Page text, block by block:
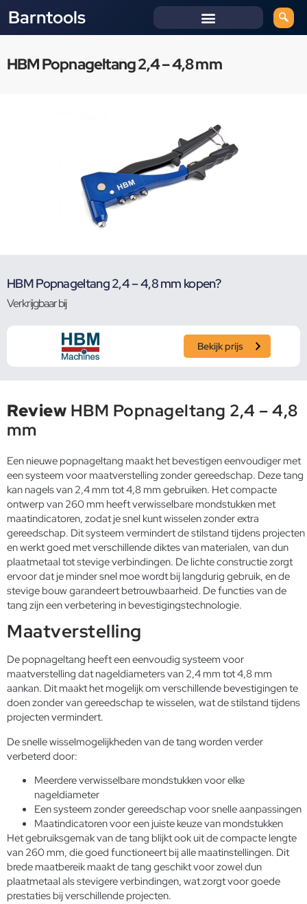
Barntools
HBM Popnageltang 2,4 – 4,8 mm
HBM Popnageltang 2,4 – 4,8 mm kopen?
Verkrijgbaar bij
Bekijk prijs
Review HBM Popnageltang 2,4 – 4,8
mm
Een nieuwe popnageltang maakt het bevestigen eenvoudiger met
een systeem voor maatverstelling zonder gereedschap. Deze tang
kan nagels van 2,4 mm tot 4,8 mm gebruiken. Het compacte
ontwerp van 260 mm heeft verwisselbare mondstukken met
maatindicatoren, zodat je snel kunt wisselen zonder extra
gereedschap. Dit systeem vermindert de stilstand tijdens projecten
en werkt goed met verschillende diktes van materialen, van dun
plaatmetaal tot stevige verbindingen. De lichte constructie zorgt
ervoor dat je minder snel moe wordt bij langdurig gebruik, en de
stevige bouw garandeert betrouwbaarheid. De functies van de
tang zijn een verbetering in bevestigingstechnologie.
Maatverstelling
De popnageltang heeft een eenvoudig systeem voor
maatverstelling dat nageldiameters van 2,4 mm tot 4,8 mm
aankan. Dit maakt het mogelijk om verschillende bevestigingen te
doen zonder van gereedschap te wisselen, wat de stilstand tijdens
projecten vermindert.
De snelle wisselmogelijkheden van de tang worden verder
verbeterd door:
Meerdere verwisselbare mondstukken voor elke
nageldiameter
Een systeem zonder gereedschap voor snelle aanpassingen
Maatindicatoren voor een juiste keuze van mondstukken
Het gebruiksgemak van de tang blijkt ook uit de compacte lengte
van 260 mm, die goed functioneert bij alle maatinstellingen. Dit
brede maatbereik maakt de tang geschikt voor zowel dun
plaatmetaal als stevigere verbindingen, wat zorgt voor goede
prestaties bij verschillende projecten.